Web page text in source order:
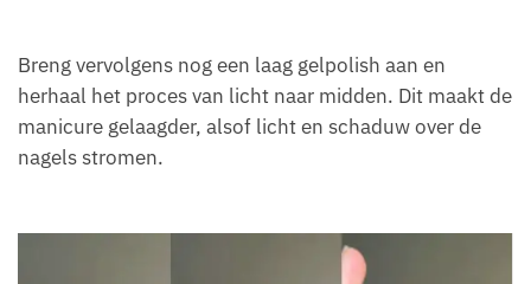
Breng vervolgens nog een laag gelpolish aan en
herhaal het proces van licht naar midden. Dit maakt de
manicure gelaagder, alsof licht en schaduw over de
nagels stromen.